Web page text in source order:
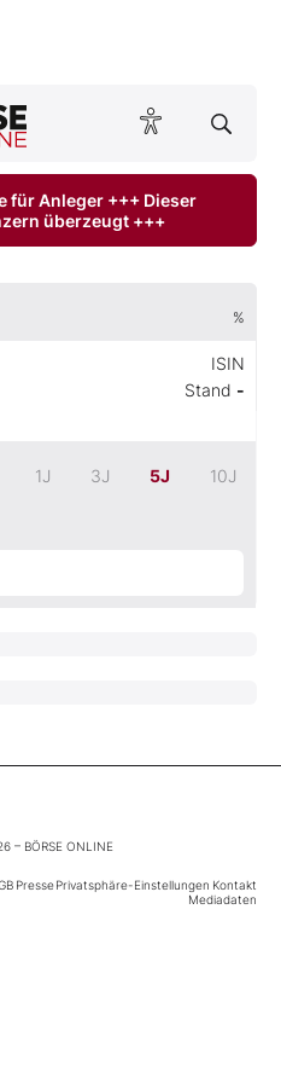
ONLINE lesen
für Anleger +++ Dieser
überzeugt +++
%
ISIN
Stand -
1J 3J 5J 10J
– BÖRSE ONLINE
PressePrivatsphäre-Einstellungen Kontakt
Mediadaten